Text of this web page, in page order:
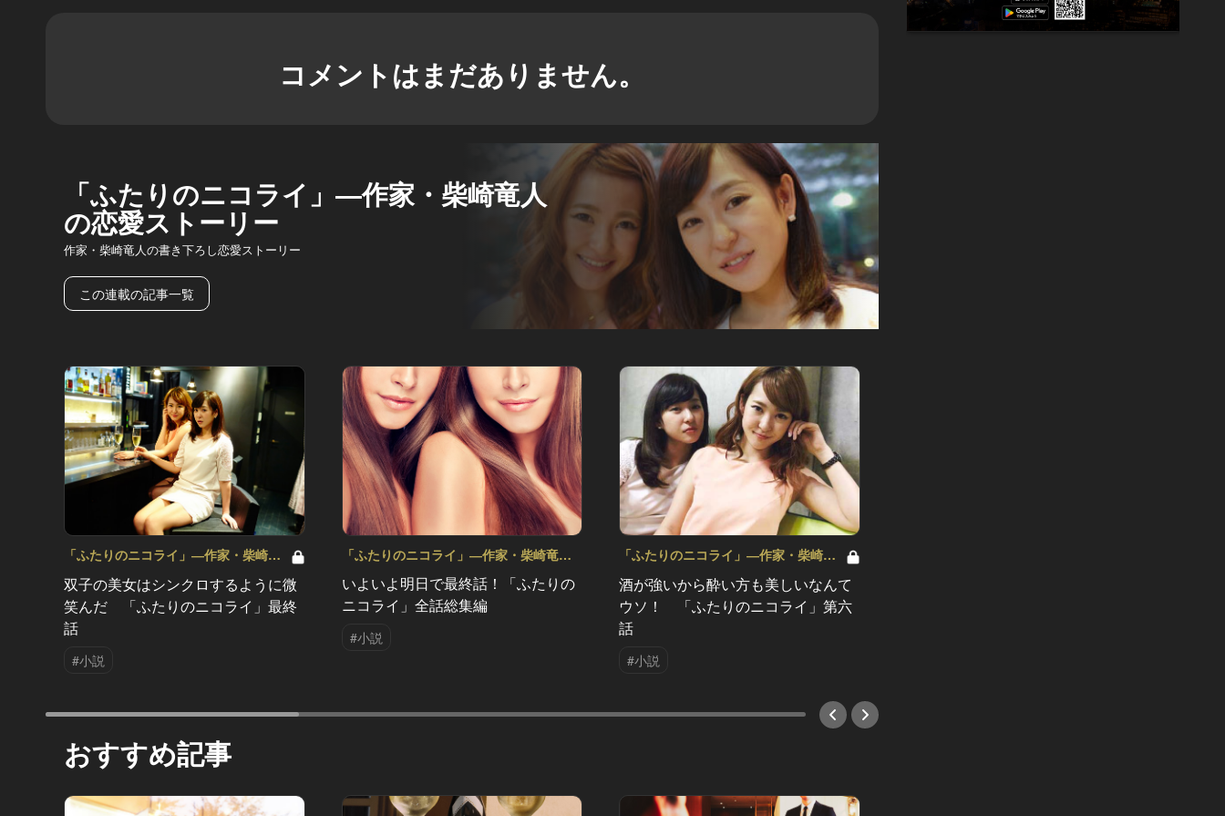
コメントはまだありません。
「ふたりのニコライ」―作家・柴崎竜人
の恋愛ストーリー
作家・柴崎竜人の書き下ろし恋愛ストーリー
この連載の記事一覧
「ふたりのニコライ」―作家・柴崎竜
人の恋愛ストーリー Vol.8
双子の美女はシンクロするように微
笑んだ 「ふたりのニコライ」最終
話
#小説
「ふたりのニコライ」―作家・柴崎竜人
の恋愛ストーリー Vol.7
いよいよ明日で最終話！「ふたりの
ニコライ」全話総集編
#小説
「ふたりのニコライ」―作家・柴崎竜
人の恋愛ストーリー Vol.6
酒が強いから酔い方も美しいなんて
ウソ！ 「ふたりのニコライ」第六
話
#小説
おすすめ記事